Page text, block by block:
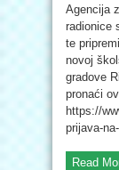
Agencija
radionice
te
novoj
gradove
pronaći
https://
prijava-
Read